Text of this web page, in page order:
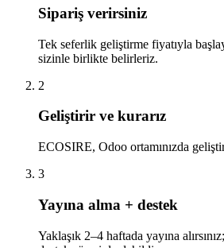
Sipariş verirsiniz
Tek seferlik geliştirme fiyatıyla
sizinle birlikte belirleriz.
2
Geliştirir ve kurarız
ECOSIRE, Odoo ortamınızda
3
Yayına alma + destek
Yaklaşık 2–4 haftada yayına